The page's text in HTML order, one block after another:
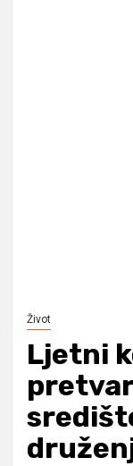
Život
Ljetni